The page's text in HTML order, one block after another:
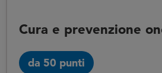
Cura e prevenzione
da 50 punti